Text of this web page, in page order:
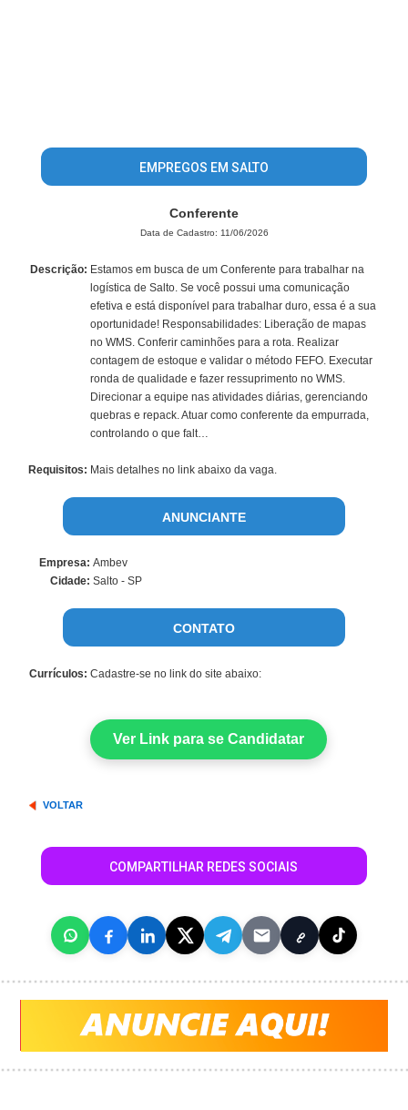
EMPREGOS EM SALTO
Conferente
Data de Cadastro: 11/06/2026
Descrição: Estamos em busca de um Conferente para trabalhar na
logística de Salto. Se você possui uma comunicação
efetiva e está disponível para trabalhar duro, essa é a sua
oportunidade! Responsabilidades: Liberação de mapas
no WMS. Conferir caminhões para a rota. Realizar
contagem de estoque e validar o método FEFO. Executar
ronda de qualidade e fazer ressuprimento no WMS.
Direcionar a equipe nas atividades diárias, gerenciando
quebras e repack. Atuar como conferente da empurrada,
controlando o que falt…
Requisitos: Mais detalhes no link abaixo da vaga.
ANUNCIANTE
Empresa: Ambev
Cidade: Salto - SP
CONTATO
Currículos: Cadastre-se no link do site abaixo:
Ver Link para se Candidatar
VOLTAR
COMPARTILHAR REDES SOCIAIS